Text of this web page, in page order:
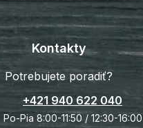
Kontakty
Potrebujete poradiť?
+421 940 622 040
Po-Pia 8:00-11:50 / 12:30-16:00